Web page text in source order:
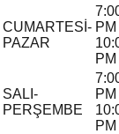
CUMARTESİ-
PAZAR
PM
PM
SALI-
PERŞEMBE
PM
PM